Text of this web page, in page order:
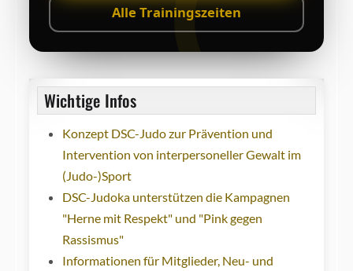
Alle Trainingszeiten
Wichtige Infos
Konzept DSC-Judo zur Prävention und
Intervention von interpersoneller Gewalt im
(Judo-)Sport
DSC-Judoka unterstützen die Kampagnen
"Herne mit Respekt" und "Pink gegen
Rassismus"
Informationen für Mitglieder, Neu- und